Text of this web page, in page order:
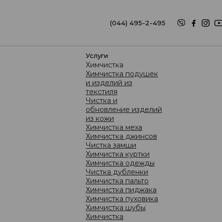
(044) 495-2-495
(067) 626-2-495
услуги
Химчистка
Химчистка подушек
и изделий из
текстиля
Чистка и
обновление изделий
из кожи
Химчистка меха
Химчистка джинсов
Чистка замши
Химчистка куртки
Химчистка одежды
Чистка дубленки
Химчистка пальто
Химчистка пиджака
Химчистка пуховика
Химчистка шубы
Химчистка
Уход за обувью: советы от специалистов!